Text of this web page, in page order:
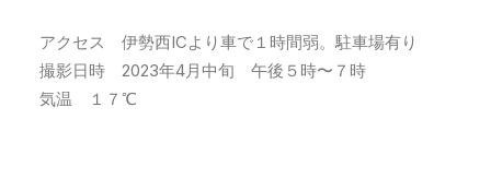
アクセス 伊勢西ICより車で１時間弱。駐車場有り
撮影日時 2023年4月中旬 午後５時〜７時
気温 １７℃